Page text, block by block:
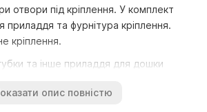
отвори під кріплення. У комплект
приладдя та фурнітура кріплення.
кріплення.
та інше приладдя для дошки
опис повністю